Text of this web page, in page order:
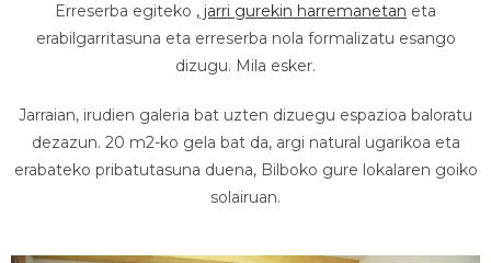
Erreserba egiteko , jarri gurekin harremanetan eta
erabilgarritasuna eta erreserba nola formalizatu esango
dizugu. Mila esker.
Jarraian, irudien galeria bat uzten dizuegu espazioa baloratu
dezazun. 20 m2-ko gela bat da, argi natural ugarikoa eta
erabateko pribatutasuna duena, Bilboko gure lokalaren goiko
solairuan.